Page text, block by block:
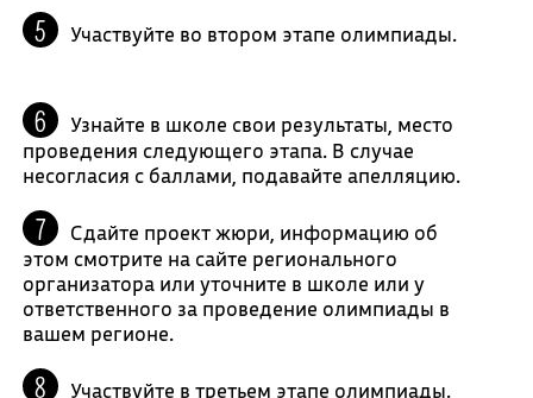
Участвуйте во втором этапе олимпиады.
Узнайте в школе свои результаты, место
проведения следующего этапа. В случае
несогласия с баллами, подавайте апелляцию.
Сдайте проект жюри, информацию об
этом смотрите на сайте регионального
организатора или уточните в школе или у
ответственного за проведение олимпиады в
вашем регионе.
Участвуйте в третьем этапе олимпиады.